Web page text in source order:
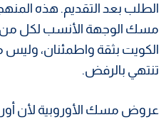
الطلب بعد التقديم. هذه
مسك الوجهة الأنسب لكل
الكويت بثقة واطمئنان، وليس
تنتهي بالرفض.
عروض مسك الأوروبية لأن